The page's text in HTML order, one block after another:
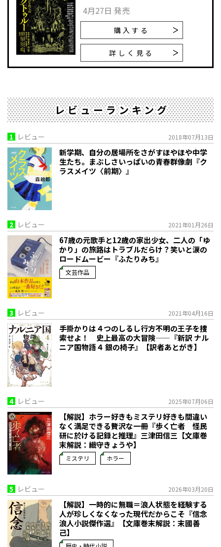
4月27日 発売
購入する
詳しく見る
レビューランキング
1 レビュー 2018年07月13日
新学期、自分の居場所をさがすほやほや中学
生たち。まぶしさいっぱいの青春群像劇『ク
ラスメイツ〈前期〉』
2 レビュー 2021年01月26日
67歳の元歌手と12歳の家出少女、二人の「ゆ
かり」の旅路はトラブルだらけ？笑いと涙の
ロードムービー『ふたりみち』
文芸作品
3 レビュー 2021年04月16日
手掛かりは４つのしるし――行方不明の王子を捜
索せよ！ 史上最高の大冒険——『新訳 ナル
ニア国物語４ 銀の椅子』【訳者あとがき】
4 レビュー 2025年07月06日
【解説】ホラー好きもミステリ好きも間違い
なく満足できる贅沢な一冊――『歩く亡者 怪民
研に於ける記録と推理』三津田信三【文庫巻
末解説：織守きょうや】
ミステリ ホラー
5 レビュー 2026年03月20日
【解説】一時的に無職＝浪人状態を経験する
人が珍しくなくなった現代だからこそ――『信念
浪人小説傑作選』【文庫巻末解説：末國善
己】